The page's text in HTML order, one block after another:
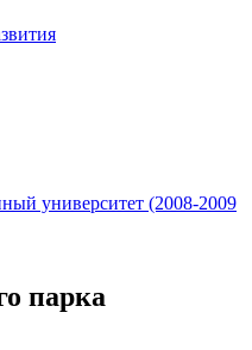
университет (2008-2009
парка